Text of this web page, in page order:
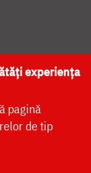
NAȚIONALĂ
experiența
pagină
de tip